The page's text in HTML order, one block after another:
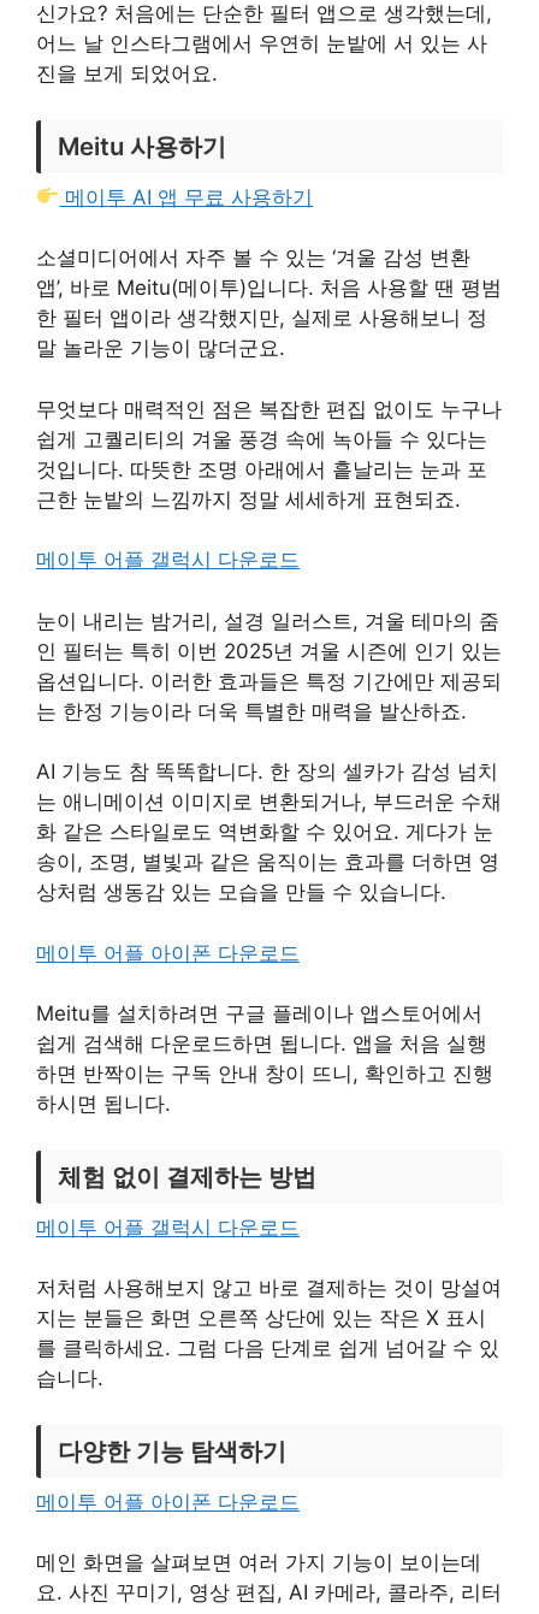
신가요? 처음에는 단순한 필터 앱으로 생각했는데,
어느 날 인스타그램에서 우연히 눈밭에 서 있는 사
진을 보게 되었어요.
Meitu 사용하기
메이투 AI 앱 무료 사용하기
소셜미디어에서 자주 볼 수 있는 ‘겨울 감성 변환
앱’, 바로 Meitu(메이투)입니다. 처음 사용할 땐 평범
한 필터 앱이라 생각했지만, 실제로 사용해보니 정
말 놀라운 기능이 많더군요.
무엇보다 매력적인 점은 복잡한 편집 없이도 누구나
쉽게 고퀄리티의 겨울 풍경 속에 녹아들 수 있다는
것입니다. 따뜻한 조명 아래에서 흩날리는 눈과 포
근한 눈밭의 느낌까지 정말 세세하게 표현되죠.
메이투 어플 갤럭시 다운로드
눈이 내리는 밤거리, 설경 일러스트, 겨울 테마의 줌
인 필터는 특히 이번 2025년 겨울 시즌에 인기 있는
옵션입니다. 이러한 효과들은 특정 기간에만 제공되
는 한정 기능이라 더욱 특별한 매력을 발산하죠.
AI 기능도 참 똑똑합니다. 한 장의 셀카가 감성 넘치
는 애니메이션 이미지로 변환되거나, 부드러운 수채
화 같은 스타일로도 역변화할 수 있어요. 게다가 눈
송이, 조명, 별빛과 같은 움직이는 효과를 더하면 영
상처럼 생동감 있는 모습을 만들 수 있습니다.
메이투 어플 아이폰 다운로드
Meitu를 설치하려면 구글 플레이나 앱스토어에서
쉽게 검색해 다운로드하면 됩니다. 앱을 처음 실행
하면 반짝이는 구독 안내 창이 뜨니, 확인하고 진행
하시면 됩니다.
체험 없이 결제하는 방법
메이투 어플 갤럭시 다운로드
저처럼 사용해보지 않고 바로 결제하는 것이 망설여
지는 분들은 화면 오른쪽 상단에 있는 작은 X 표시
를 클릭하세요. 그럼 다음 단계로 쉽게 넘어갈 수 있
습니다.
다양한 기능 탐색하기
메이투 어플 아이폰 다운로드
메인 화면을 살펴보면 여러 가지 기능이 보이는데
요. 사진 꾸미기, 영상 편집, AI 카메라, 콜라주, 리터